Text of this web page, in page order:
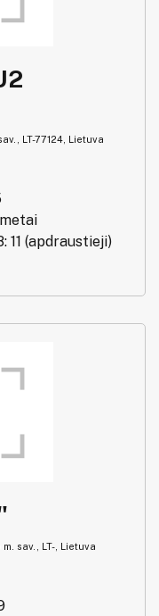
LT-77124, Lietuva
11 (apdraustieji)
sav., LT-, Lietuva